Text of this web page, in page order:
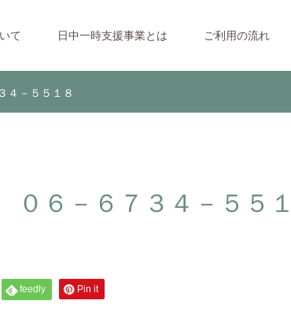
て 日中一時支援事業とは ご利用の流れ
４－５５１８
６－６７３４－５５
feedly Pin it